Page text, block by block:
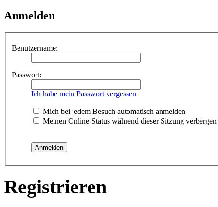
Anmelden
Benutzername:
Passwort:
Ich habe mein Passwort vergessen
Mich bei jedem Besuch automatisch anmelden
Meinen Online-Status während dieser Sitzung verbergen
Registrieren